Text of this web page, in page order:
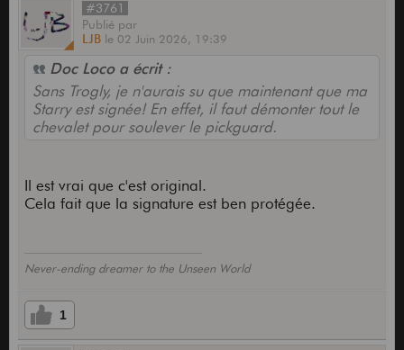
#3761
Publié par
LJB le 02 Juin 2026, 19:39
Doc Loco a écrit :
Sans Trogly, je n'aurais su que maintenant que ma
Starry est signée! En effet, il faut démonter tout le
chevalet pour soulever le pickguard.
Il est vrai que c'est original.
Cela fait que la signature est ben protégée.
Never-ending dreamer to the Unseen World
1